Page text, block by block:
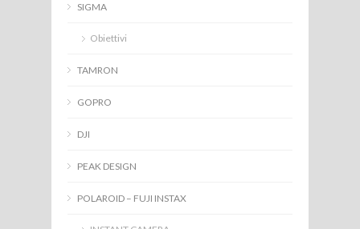
SIGMA
Obiettivi
TAMRON
GOPRO
DJI
PEAK DESIGN
POLAROID – FUJI INSTAX